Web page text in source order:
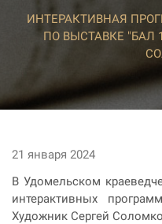
ИНТЕРАКТИВНАЯ
ПО ВЫСТАВКЕ "БАЛ
21 января 2024
В Удомельском
интерактивных
Художник Сергей